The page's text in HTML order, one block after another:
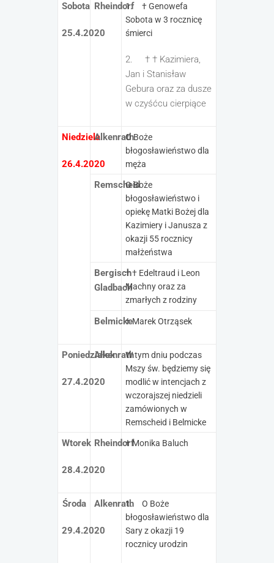
Sobota
25.4.2020
Rheindorf1. † Genowefa
Sobota w 3 rocznicę
śmierci
2. † † Kazimiera,
Jan i Stanisław
Gebura oraz za dusze
w czyśćcu cierpiące
Niedziela
26.4.2020
AlkenrathO Boże
błogosławieństwo dla
męża
RemscheidO Boże
błogosławieństwo i
opiekę Matki Bożej dla
Kazimiery i Janusza z
okazji 55 rocznicy
małżeństwa
Bergisch
Gladbach
† † Edeltraud i Leon
Machny oraz za
zmarłych z rodziny
Belmicke† Marek Otrząsek
Poniedziałek
27.4.2020
AlkenrathW tym dniu podczas
Mszy św. będziemy się
modlić w intencjach z
wczorajszej niedzieli
zamówionych w
Remscheid i Belmicke
Wtorek
28.4.2020
Rheindorf† Monika Baluch
Środa
29.4.2020
Alkenrath1. O Boże
błogosławieństwo dla
Sary z okazji 19
rocznicy urodzin